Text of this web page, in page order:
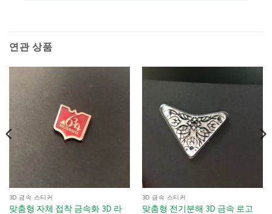
연관 상품
3D 금속 스티커
맞춤형 자체 접착 금속화 3D 라
3D 금속 스티커
맞춤형 전기분해 3D 금속 로고